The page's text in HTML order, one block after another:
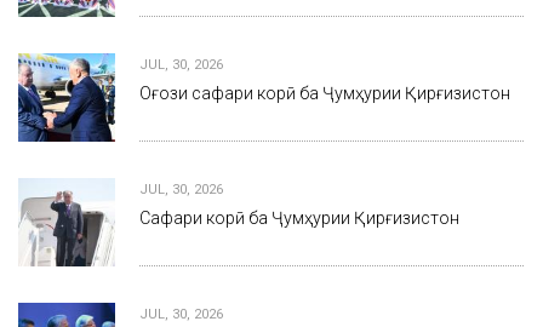
JUL, 30, 2026
Оғози сафари корӣ ба Ҷумҳурии Қирғизистон
JUL, 30, 2026
Сафари корӣ ба Ҷумҳурии Қирғизистон
JUL, 30, 2026